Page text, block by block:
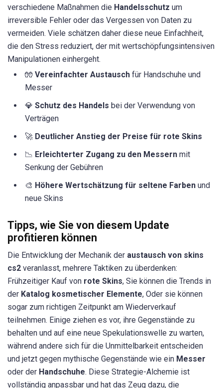
verschiedene Maßnahmen die Handelsschutz um
irreversible Fehler oder das Vergessen von Daten zu
vermeiden. Viele schätzen daher diese neue Einfachheit,
die den Stress reduziert, der mit wertschöpfungsintensiven
Manipulationen einhergeht.
🧤 Vereinfachter Austausch für Handschuhe und
Messer
💎 Schutz des Handels bei der Verwendung von
Verträgen
🚀 Deutlicher Anstieg der Preise für rote Skins
📉 Erleichterter Zugang zu den Messern mit
Senkung der Gebühren
🎨 Höhere Wertschätzung für seltene Farben und
neue Skins
Tipps, wie Sie von diesem Update
profitieren können
Die Entwicklung der Mechanik der austausch von skins
cs2 veranlasst, mehrere Taktiken zu überdenken:
Frühzeitiger Kauf von rote Skins, Sie können die Trends in
der Katalog kosmetischer Elemente, Oder sie können
sogar zum richtigen Zeitpunkt am Wiederverkauf
teilnehmen. Einige ziehen es vor, ihre Gegenstände zu
behalten und auf eine neue Spekulationswelle zu warten,
während andere sich für die Unmittelbarkeit entscheiden
und jetzt gegen mythische Gegenstände wie ein Messer
oder der Handschuhe. Diese Strategie-Alchemie ist
vollständig anpassbar und hat das Zeug dazu, die